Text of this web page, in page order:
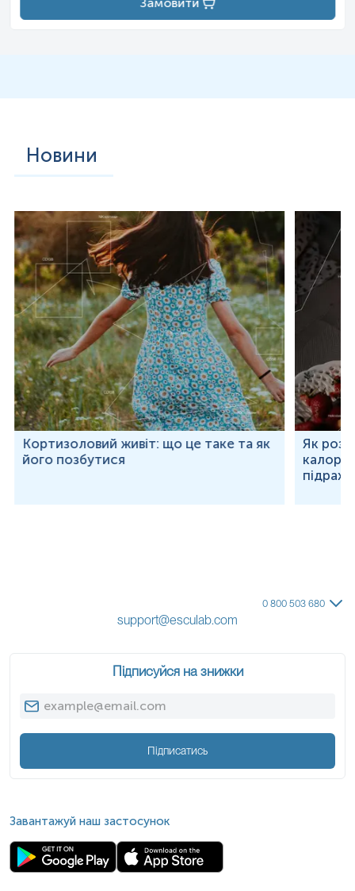
Новини
Кортизоловий живіт: що це таке та як
його позбутися
Як
0 800 503 680
support@esculab.com
Підписуйся на знижки
Підписатись
Завантажуй наш застосунок